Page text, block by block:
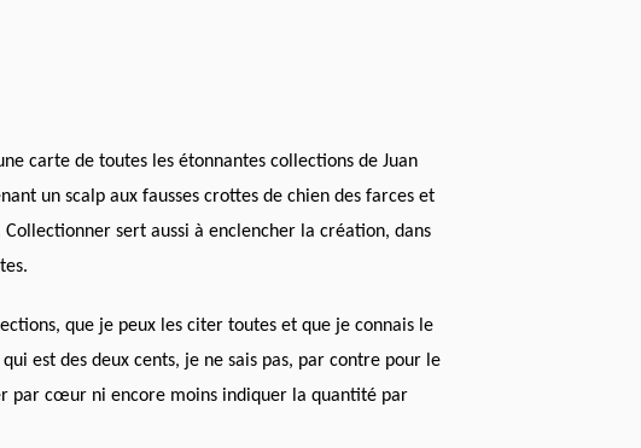
carte de toutes lesétonnantescollectionsde Juan
un scalp aux fausses crottes de chien des farces et
sert aussi à enclencher la création, dans
que je peux les citer toutes et que je connais le
est des deux cents, je ne sais pas, par contre pour le
par cœur ni encore moins indiquer la quantité par